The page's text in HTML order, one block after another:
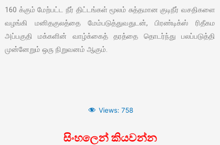
160 க்கும் மேற்பட்ட நீர் திட்டங்கள் மூலம் சுத்தமான குடிநீர் வசதிகளை
வழங்கி மனிதகுலத்தை மேம்படுத்துவதுடன், பிரண்டிக்ஸ் ரிதீகம
அப்பகுதி மக்களின் வாழ்க்கைத் தரத்தை தொடர்ந்து பலப்படுத்தி
முன்னேறும் ஒரு நிறுவனம் ஆகும்.
Views: 758
සිංහලෙන් කියවන්න